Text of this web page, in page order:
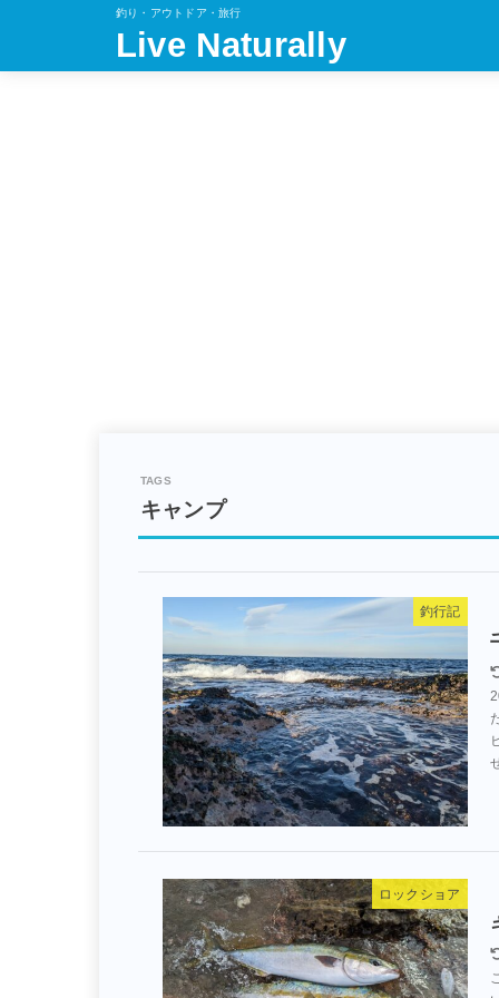
釣り・アウトドア・旅行
Live Naturally
キャンプ
釣行記
ロックショア